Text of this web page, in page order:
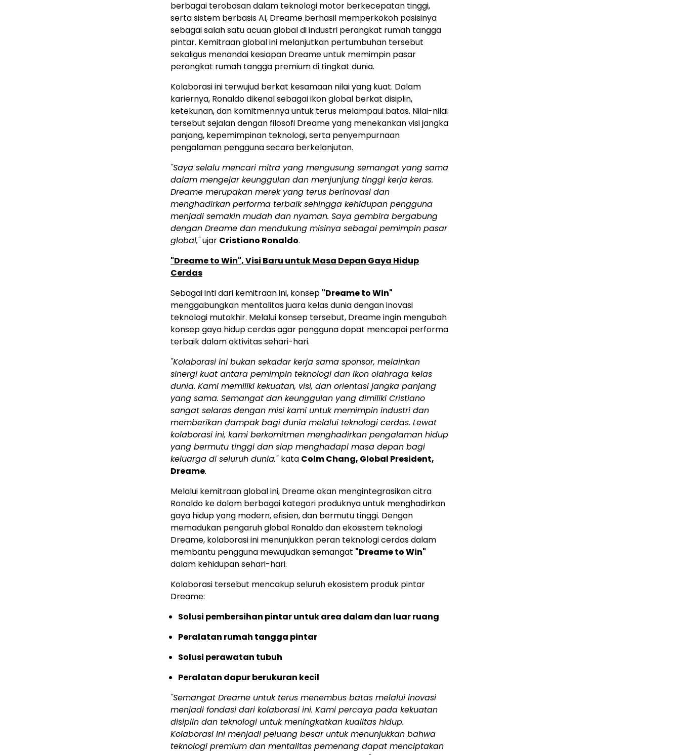
berbagai terobosan dalam teknologi motor berkecepatan tinggi,
serta sistem berbasis AI, Dreame berhasil memperkokoh posisinya
sebagai salah satu acuan global di industri perangkat rumah tangga
pintar. Kemitraan global ini melanjutkan pertumbuhan tersebut
sekaligus menandai kesiapan Dreame untuk memimpin pasar
perangkat rumah tangga premium di tingkat dunia.
Kolaborasi ini terwujud berkat kesamaan nilai yang kuat. Dalam
kariernya, Ronaldo dikenal sebagai ikon global berkat disiplin,
ketekunan, dan komitmennya untuk terus melampaui batas. Nilai-nilai
tersebut sejalan dengan filosofi Dreame yang menekankan visi jangka
panjang, kepemimpinan teknologi, serta penyempurnaan
pengalaman pengguna secara berkelanjutan.
"Saya selalu mencari mitra yang mengusung semangat yang sama
dalam mengejar keunggulan dan menjunjung tinggi kerja keras.
Dreame merupakan merek yang terus berinovasi dan
menghadirkan performa terbaik sehingga kehidupan pengguna
menjadi semakin mudah dan nyaman. Saya gembira bergabung
dengan Dreame dan mendukung misinya sebagai pemimpin pasar
global,"ujar Cristiano Ronaldo.
"Dreame to Win", Visi Baru untuk Masa Depan Gaya Hidup
Cerdas
Sebagai inti dari kemitraan ini, konsep "Dreame to Win"
menggabungkan mentalitas juara kelas dunia dengan inovasi
teknologi mutakhir. Melalui konsep tersebut, Dreame ingin mengubah
konsep gaya hidup cerdas agar pengguna dapat mencapai performa
terbaik dalam aktivitas sehari-hari.
"Kolaborasi ini bukan sekadar kerja sama sponsor, melainkan
sinergi kuat antara pemimpin teknologi dan ikon olahraga kelas
dunia. Kami memiliki kekuatan, visi, dan orientasi jangka panjang
yang sama. Semangat dan keunggulan yang dimiliki Cristiano
sangat selaras dengan misi kami untuk memimpin industri dan
memberikan dampak bagi dunia melalui teknologi cerdas. Lewat
kolaborasi ini, kami berkomitmen menghadirkan pengalaman hidup
yang bermutu tinggi dan siap menghadapi masa depan bagi
keluarga di seluruh dunia," kata Colm Chang, Global President,
Dreame.
Melalui kemitraan global ini, Dreame akan mengintegrasikan citra
Ronaldo ke dalam berbagai kategori produknya untuk menghadirkan
gaya hidup yang modern, efisien, dan bermutu tinggi. Dengan
memadukan pengaruh global Ronaldo dan ekosistem teknologi
Dreame, kolaborasi ini menunjukkan peran teknologi cerdas dalam
membantu pengguna mewujudkan semangat "Dreame to Win"
dalam kehidupan sehari-hari.
Kolaborasi tersebut mencakup seluruh ekosistem produk pintar
Dreame:
Solusi pembersihan pintar untuk area dalam dan luar ruang
Peralatan rumah tangga pintar
Solusi perawatan tubuh
Peralatan dapur berukuran kecil
"Semangat Dreame untuk terus menembus batas melalui inovasi
menjadi fondasi dari kolaborasi ini. Kami percaya pada kekuatan
disiplin dan teknologi untuk meningkatkan kualitas hidup.
Kolaborasi ini menjadi peluang besar untuk menunjukkan bahwa
teknologi premium dan mentalitas pemenang dapat menciptakan